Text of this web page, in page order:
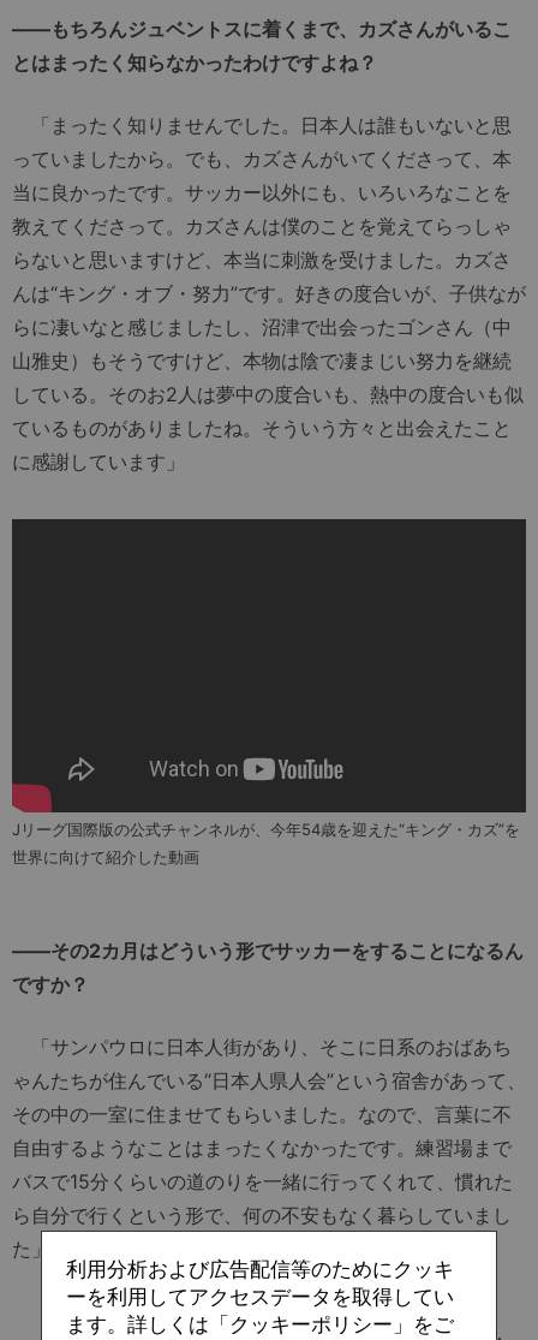
――もちろんジュベントスに着くまで、カズさんがいるこ
とはまったく知らなかったわけですよね？
「まったく知りませんでした。日本人は誰もいないと思
っていましたから。でも、カズさんがいてくださって、本
当に良かったです。サッカー以外にも、いろいろなことを
教えてくださって。カズさんは僕のことを覚えてらっしゃ
らないと思いますけど、本当に刺激を受けました。カズさ
んは“キング・オブ・努力”です。好きの度合いが、子供なが
らに凄いなと感じましたし、沼津で出会ったゴンさん（中
山雅史）もそうですけど、本物は陰で凄まじい努力を継続
している。そのお2人は夢中の度合いも、熱中の度合いも似
ているものがありましたね。そういう方々と出会えたこと
に感謝しています」
Jリーグ国際版の公式チャンネルが、今年54歳を迎えた“キング・カズ”を
世界に向けて紹介した動画
――その2カ月はどういう形でサッカーをすることになるん
ですか？
「サンパウロに日本人街があり、そこに日系のおばあち
ゃんたちが住んでいる“日本人県人会”という宿舎があって、
その中の一室に住ませてもらいました。なので、言葉に不
自由するようなことはまったくなかったです。練習場まで
バスで15分くらいの道のりを一緒に行ってくれて、慣れた
ら自分で行くという形で、何の不安もなく暮らしていまし
た」
利用分析および広告配信等のためにクッキ
ーを利用してアクセスデータを取得してい
ます。詳しくは「クッキーポリシー」をご